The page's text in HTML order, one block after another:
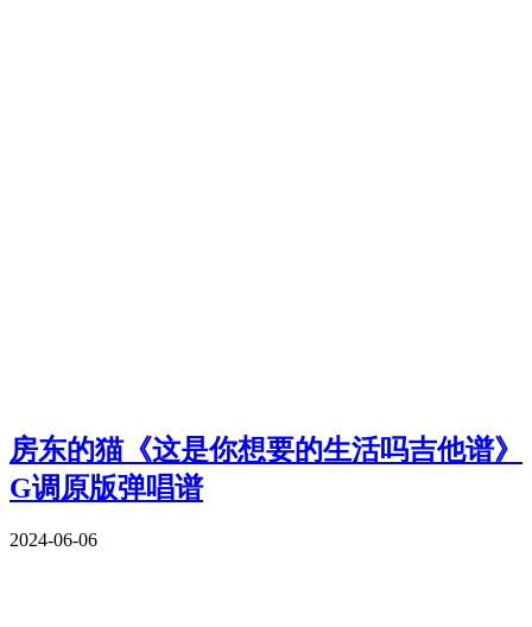
房东的猫《这是你想要的生活吗吉他谱》
G调原版弹唱谱
2024-06-06